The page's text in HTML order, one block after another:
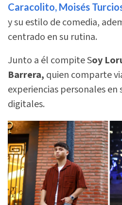
Caracolito, Moisés
y su estilo de comedia,
centrado en su rutina.
Junto a él compite Soy
Barrera, quien comparte
experiencias personales
digitales.